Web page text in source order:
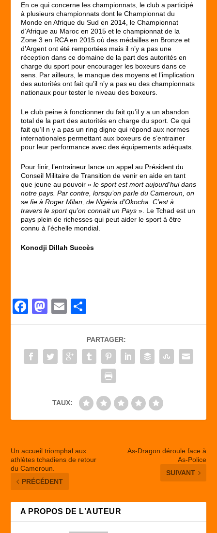
En ce qui concerne les championnats, le club a participé
à plusieurs championnats dont le Championnat du
Monde en Afrique du Sud en 2014, le Championnat
d’Afrique au Maroc en 2015 et le championnat de la
Zone 3 en RCA en 2015 où des médailles en Bronze et
d’Argent ont été remportées mais il n’y a pas une
réception dans ce domaine de la part des autorités en
charge du sport pour encourager les boxeurs dans ce
sens. Par ailleurs, le manque des moyens et l’implication
des autorités ont fait qu’il n’y a pas eu des championnats
nationaux pour tester le niveau des boxeurs.
Le club peine à fonctionner du fait qu’il y a un abandon
total de la part des autorités en charge du sport. Ce qui
fait qu’il n y a pas un ring digne qui répond aux normes
internationales permettant aux boxeurs de s’entrainer
pour leur performance avec des équipements adéquats.
Pour finir, l’entraineur lance un appel au Président du
Conseil Militaire de Transition de venir en aide en tant
que jeune au pouvoir « le sport est mort aujourd’hui dans
notre pays. Par contre, lorsqu’on parle du Cameroun, on
se fie à Roger Milan, de Nigéria d’Okocha. C’est à
travers le sport qu’on connait un Pays». Le Tchad est un
pays plein de richesses qui peut aider le sport à être
connu à l’échelle mondial.
Konodji Dillah Succès
F
a
e
b
k
M
a
o
d
n
E
m ar
ta
g
er
PARTAGER:
TAUX:
Un accueil triomphal aux
athlètes tchadiens de retour
du Cameroun.
PRÉCÉDENT
As-Dragon déroule face à
As-Police
SUIVANT
A PROPOS DE L'AUTEUR